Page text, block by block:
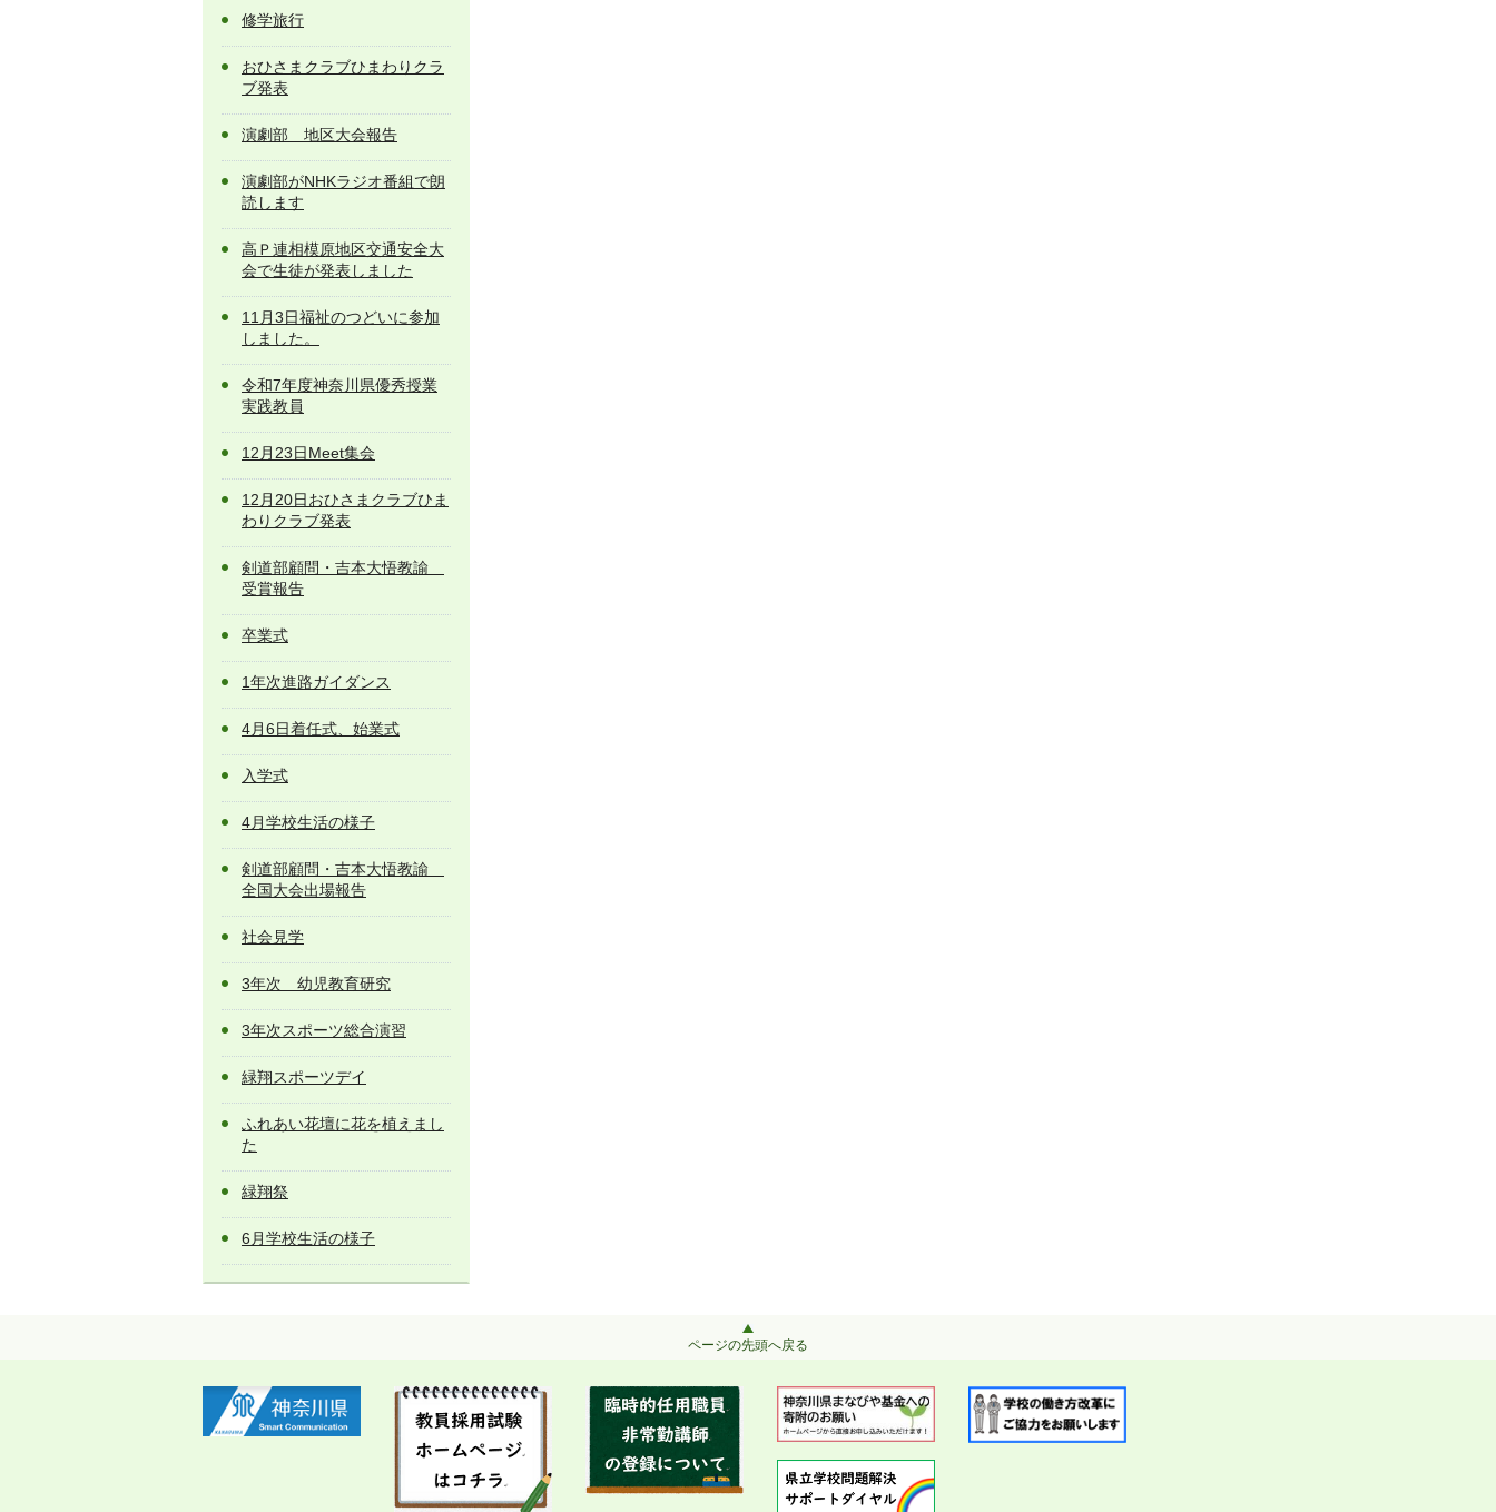
修学旅行
おひさまクラブひまわりクラ
ブ発表
演劇部 地区大会報告
演劇部がNHKラジオ番組で朗
読します
高Ｐ連相模原地区交通安全大
会で生徒が発表しました
11月3日福祉のつどいに参加
しました。
令和7年度神奈川県優秀授業
実践教員
12月23日Meet集会
12月20日おひさまクラブひま
わりクラブ発表
剣道部顧問・吉本大悟教諭
受賞報告
卒業式
1年次進路ガイダンス
4月6日着任式、始業式
入学式
4月学校生活の様子
剣道部顧問・吉本大悟教諭
全国大会出場報告
社会見学
3年次 幼児教育研究
3年次スポーツ総合演習
緑翔スポーツデイ
ふれあい花壇に花を植えまし
た
緑翔祭
6月学校生活の様子
ページの先頭へ戻る